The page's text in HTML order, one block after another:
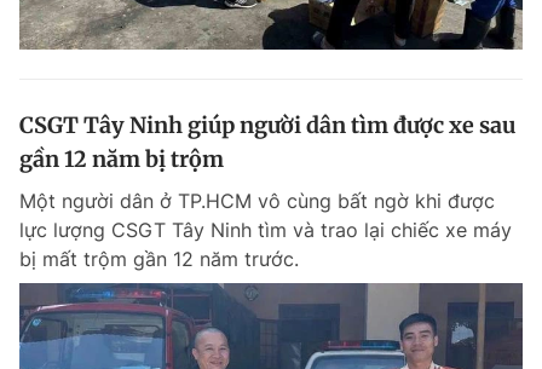
CSGT Tây Ninh giúp người dân tìm được xe sau
gần 12 năm bị trộm
Một người dân ở TP.HCM vô cùng bất ngờ khi được
lực lượng CSGT Tây Ninh tìm và trao lại chiếc xe máy
bị mất trộm gần 12 năm trước.